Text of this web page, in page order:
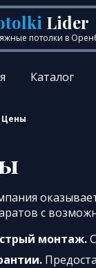
Lider
потолки в
Каталог
Цены
с
монтаж.